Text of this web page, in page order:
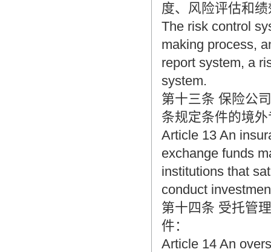
度、风险评估和
The risk control
making process,
report system, a
system.
第十三条 保险公
条规定条件的境
Article 13 An
exchange funds
institutions that
conduct
第十四条 受托管
件：
Article 14 An